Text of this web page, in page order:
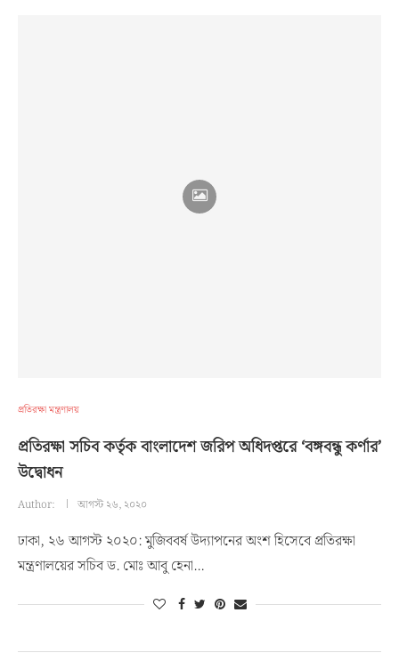
প্রতিরক্ষা মন্ত্রণালয়
প্রতিরক্ষা সচিব কর্তৃক বাংলাদেশ জরিপ অধিদপ্তরে ‘বঙ্গবন্ধু কর্ণার’
উদ্বোধন
Author: আগস্ট ২৬, ২০২০
ঢাকা, ২৬ আগস্ট ২০২০: মুজিববর্ষ উদ্যাপনের অংশ হিসেবে প্রতিরক্ষা
মন্ত্রণালয়ের সচিব ড. মোঃ আবু হেনা…